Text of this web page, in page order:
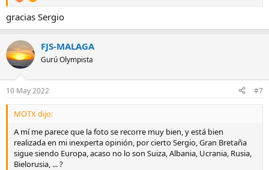
gracias Sergio
FJS-MALAGA
Gurú Olympista
10 May 2022 #7
MOTX dijo:
A mí me parece que la foto se recorre muy bien, y está bien
realizada en mi inexperta opinión, por cierto Sergio, Gran Bretaña
sigue siendo Europa, acaso no lo son Suiza, Albania, Ucrania, Rusia,
Bielorusia, ... ?